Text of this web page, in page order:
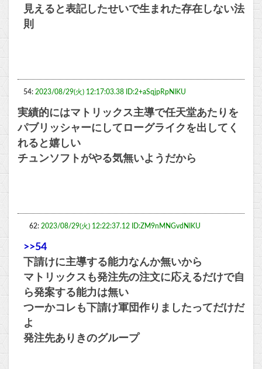
見えると表記したせいで生まれた存在しない法
則
54: 2023/08/29(火) 12:17:03.38 ID:2+aSqjpRpNIKU
実績的にはマトリックス主導で任天堂あたりを
パブリッシャーにしてローグライクを出してく
れると嬉しい
チュンソフトがやる気無いようだから
62: 2023/08/29(火) 12:22:37.12 ID:ZM9nMNGvdNIKU
>>54
下請けに主導する能力なんか無いから
マトリックスも発注先の注文に応えるだけで自
ら発案する能力は無い
つーかコレも下請け軍団作りましたってだけだ
よ
発注先ありきのグループ